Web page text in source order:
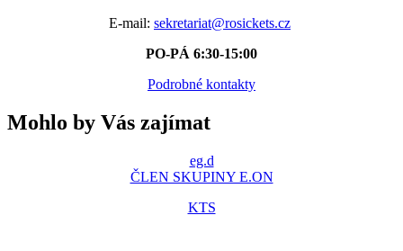
E-mail: sekretariat@rosickets.cz
PO-PÁ 6:30-15:00
Podrobné kontakty
Mohlo by Vás zajímat
eg.d
ČLEN SKUPINY E.ON
KTS